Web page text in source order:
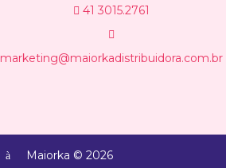
41 3015.2761
marketing@maiorkadistribuidora.com.br
Maiorka © 2026